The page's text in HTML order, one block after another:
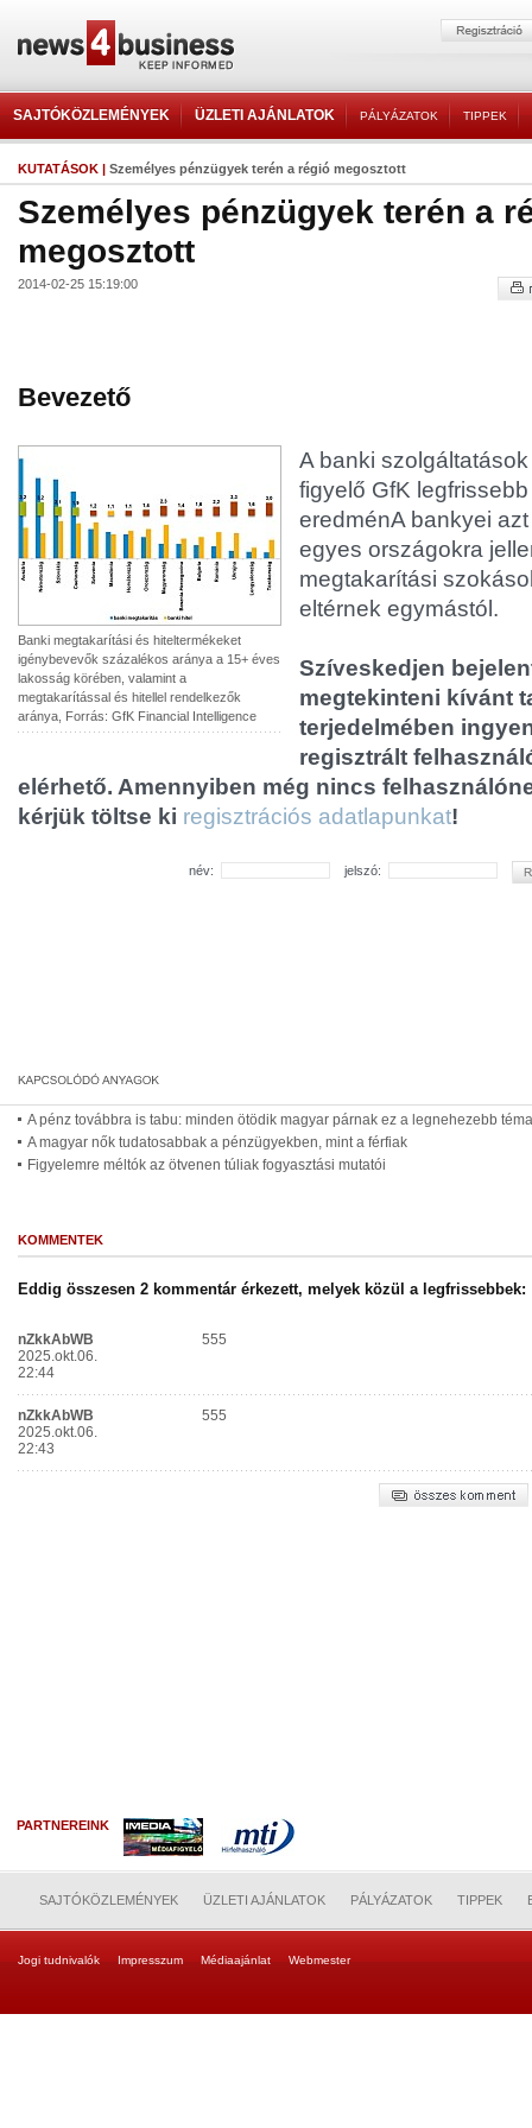
SAJTÓKÖZLEMÉNYEK ÜZLETI AJÁNLATOK PÁLYÁZATOK TIPPEK
KUTATÁSOK | Személyes pénzügyek terén a régió megosztott
Személyes pénzügyek terén a
megosztott
2014-02-25 15:19:00
Bevezető
Banki megtakarítási és hiteltermékeket
igénybevevők százalékos aránya a 15+ éves
lakosság körében, valamint a
megtakarítással és hitellel rendelkezők
aránya, Forrás: GfK Financial Intelligence
A banki
figyelő GfK
eredménA bankyei
egyes országokra
megtakarítási
eltérnek egymástól.
Szíveskedjen
megtekinteni kívánt
terjedelmében
regisztrált
elérhető. Amennyiben még nincs
kérjük töltse ki regisztrációs adatlapunkat!
név: jelszó:
A pénz továbbra is tabu: minden ötödik magyar párnak ez a legnehezebb téma
A magyar nők tudatosabbak a pénzügyekben, mint a férfiak
Figyelemre méltók az ötvenen túliak fogyasztási mutatói
PARTNEREINK
SAJTÓKÖZLEMÉNYEK ÜZLETI AJÁNLATOK PÁLYÁZATOK TIPPEK
Jogi tudnivalók Impresszum Médiaajánlat Webmester